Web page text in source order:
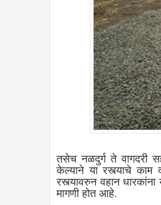
तसेच नळदुर्ग ते वागदरी
केल्याने या रस्त्याचे काम
रस्त्यावरुन वहान
मागणी होत आहे.